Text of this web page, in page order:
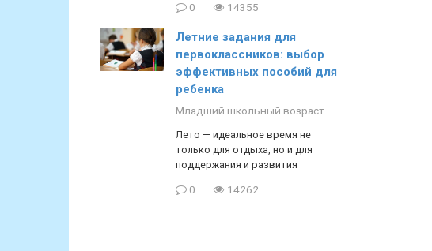
0 14355
Летние задания для
первоклассников: выбор
эффективных пособий для
ребенка
Младший школьный возраст
Лето — идеальное время не
только для отдыха, но и для
поддержания и развития
0 14262